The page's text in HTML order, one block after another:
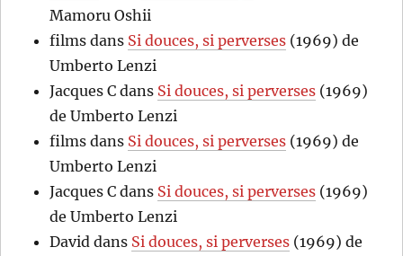
Mamoru Oshii
films dans Si douces, si perverses (1969) de
Umberto Lenzi
Jacques C dans Si douces, si perverses (1969)
de Umberto Lenzi
films dans Si douces, si perverses (1969) de
Umberto Lenzi
Jacques C dans Si douces, si perverses (1969)
de Umberto Lenzi
David dans Si douces, si perverses (1969) de